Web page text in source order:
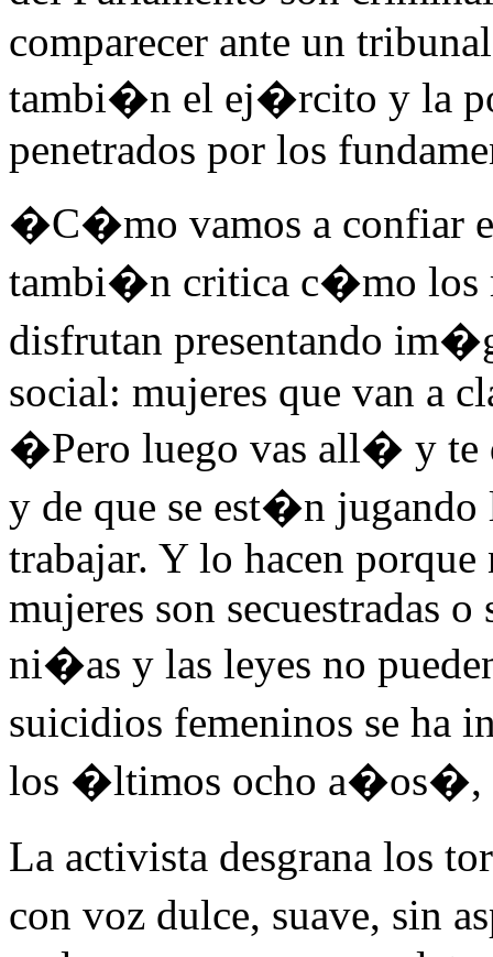
comparecer ante un
tambi�n el ej�rcito y la
penetrados por los
�C�mo vamos a confiar
tambi�n critica c�mo los
disfrutan presentando
social: mujeres que van a
�Pero luego vas all� y te
y de que se est�n jugando
trabajar. Y lo hacen
mujeres son secuestradas
ni�as y las leyes no
suicidios femeninos se ha
los �ltimos ocho a�os�,
La activista desgrana los
con voz dulce, suave, sin